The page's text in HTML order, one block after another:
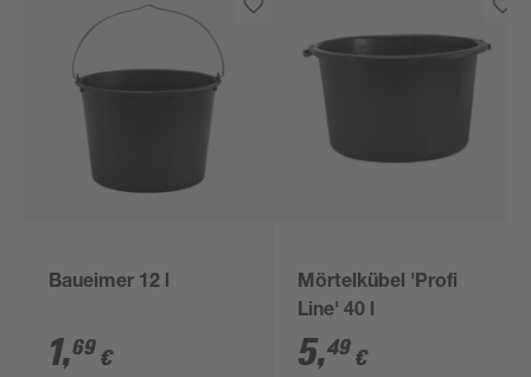
Baueimer 12 l
1,69 €
Mörtelkübel 'Profi
Line' 40 l
5,49 €